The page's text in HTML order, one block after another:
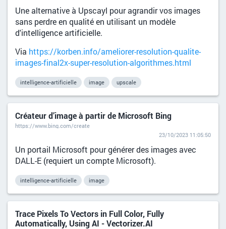
Une alternative à Upscayl pour agrandir vos images
sans perdre en qualité en utilisant un modèle
d'intelligence artificielle.
Via https://korben.info/ameliorer-resolution-qualite-
images-final2x-super-resolution-algorithmes.html
intelligence-artificielle image upscale
Créateur d’image à partir de Microsoft Bing
https://www.bing.com/create
23/10/2023 11:05:50
Un portail Microsoft pour générer des images avec
DALL-E (requiert un compte Microsoft).
intelligence-artificielle image
Trace Pixels To Vectors in Full Color, Fully
Automatically, Using AI - Vectorizer.AI